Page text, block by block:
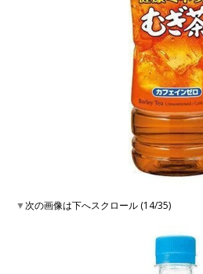
▼次の画像は下へスクロール (14/35)